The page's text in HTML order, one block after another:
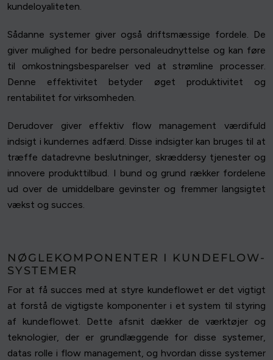
kundeloyaliteten.
Sådanne systemer giver også driftsmæssige fordele. De
giver mulighed for bedre personaleudnyttelse og kan føre
til omkostningsbesparelser ved at strømline processer.
Denne effektivitet betyder øget produktivitet og
rentabilitet for virksomheden.
Derudover giver effektiv flow management værdifuld
indsigt i kundernes adfærd. Disse indsigter kan bruges til at
træffe datadrevne beslutninger, skræddersy tjenester og
innovere produkttilbud. I bund og grund rækker fordelene
ud over de umiddelbare gevinster og fremmer langsigtet
vækst og succes.
NØGLEKOMPONENTER I KUNDEFLOW-
SYSTEMER
For at få succes med at styre kundeflowet er det vigtigt
at forstå de vigtigste komponenter i et system til styring
af kundeflowet. Dette afsnit dækker de værktøjer og
teknologier, der er grundlæggende for disse systemer,
datas rolle i flow management, og hvordan disse systemer